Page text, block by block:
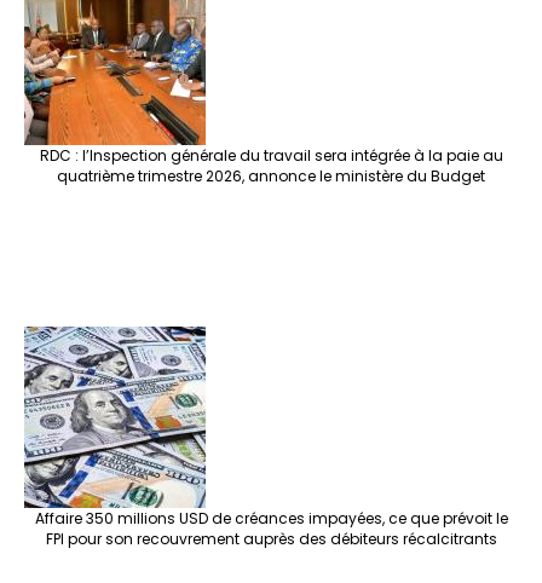
RDC : l’Inspection générale du travail sera intégrée à la paie au
quatrième trimestre 2026, annonce le ministère du Budget
Affaire 350 millions USD de créances impayées, ce que prévoit le
FPI pour son recouvrement auprès des débiteurs récalcitrants